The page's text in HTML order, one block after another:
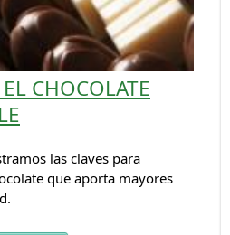
CHOCOLATE
las claves para
que aporta mayores